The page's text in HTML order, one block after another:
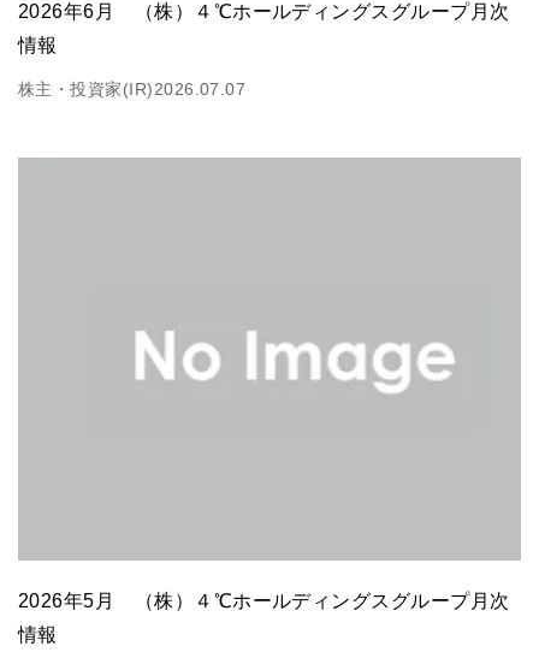
2026年6月 （株）４℃ホールディングスグループ月次
情報
株主・投資家(IR)2026.07.07
2026年5月 （株）４℃ホールディングスグループ月次
情報